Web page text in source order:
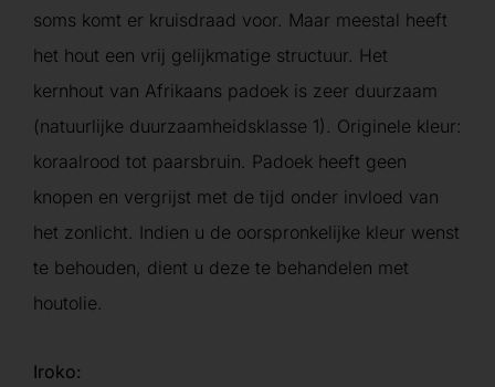
soms komt er kruisdraad voor. Maar meestal heeft
het hout een vrij gelijkmatige structuur. Het
kernhout van Afrikaans padoek is zeer duurzaam
(natuurlijke duurzaamheidsklasse 1). Originele kleur:
koraalrood tot paarsbruin. Padoek heeft geen
knopen en vergrijst met de tijd onder invloed van
het zonlicht. Indien u de oorspronkelijke kleur wenst
te behouden, dient u deze te behandelen met
houtolie.
Iroko: